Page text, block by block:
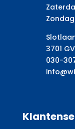
3701
030-